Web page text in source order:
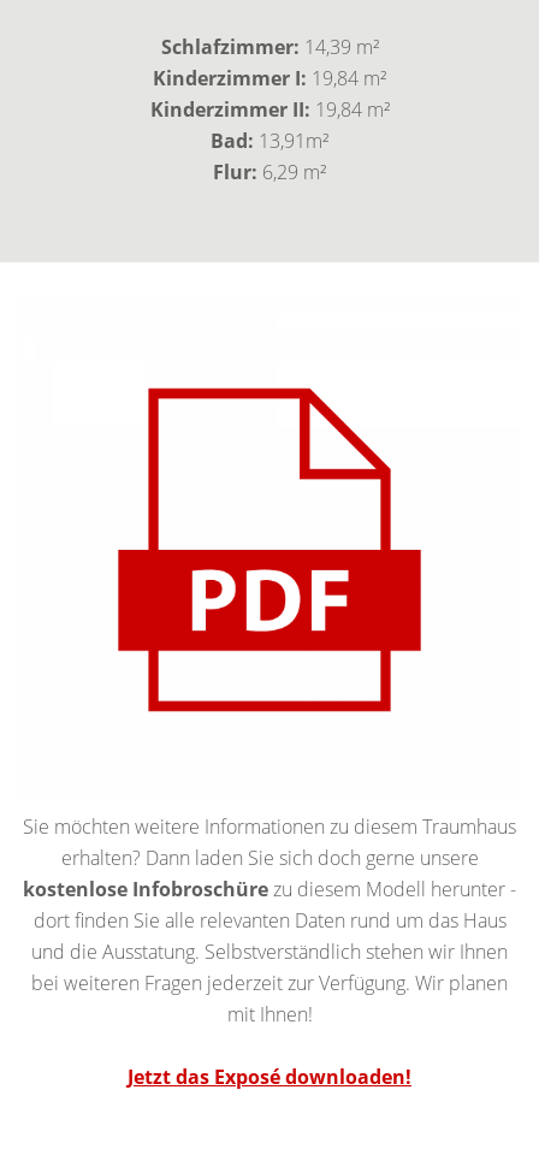
Schlafzimmer: 14,39 m²
Kinderzimmer I: 19,84 m²
Kinderzimmer II: 19,84 m²
Bad: 13,91m²
Flur: 6,29 m²
Sie möchten weitere Informationen zu diesem Traumhaus
erhalten? Dann laden Sie sich doch gerne unsere
kostenlose Infobroschürezu diesem Modell herunter -
dort finden Sie alle relevanten Daten rund um das Haus
und die Ausstatung. Selbstverständlich stehen wir Ihnen
bei weiteren Fragen jederzeit zur Verfügung. Wir planen
mit Ihnen!
Jetzt das Exposé downloaden!